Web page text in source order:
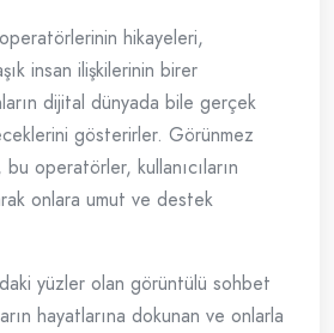
hikayeleri,
insan ilişkilerinin birer
dijital dünyada bile gerçek
gösterirler. Görünmez
operatörler, kullanıcıların
onlara umut ve destek
yüzler olan görüntülü sohbet
hayatlarına dokunan ve onlarla